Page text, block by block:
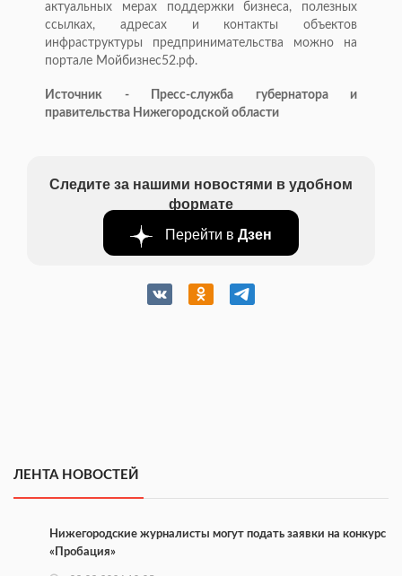
актуальных мерах поддержки бизнеса, полезных
ссылках, адресах и контакты объектов
инфраструктуры предпринимательства можно на
портале Мойбизнес52.рф.
Источник - Пресс-служба губернатора и
правительства Нижегородской области
Следите за нашими новостями в удобном
формате
Перейти в Дзен
ЛЕНТА НОВОСТЕЙ
Нижегородские журналисты могут подать заявки на конкурс
«Пробация»